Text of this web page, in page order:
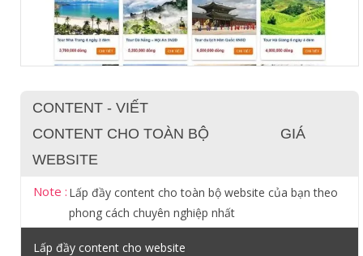
CONTENT - VIẾT
CONTENT CHO TOÀN BỘ
WEBSITE
GIÁ
Note : Lấp đầy content cho toàn bộ website của bạn theo
phong cách chuyên nghiệp nhất
Lấp đầy content cho website